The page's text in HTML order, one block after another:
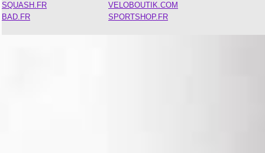
SQUASH.FR
BAD.FR
VELOBOUTIK.COM
SPORTSHOP.FR